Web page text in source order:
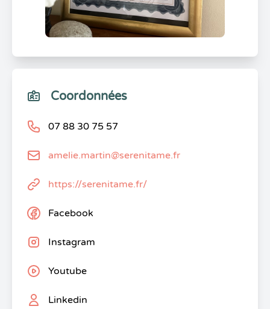
Coordonnées
07 88 30 75 57
amelie.martin@serenitame.fr
https://serenitame.fr/
Facebook
Instagram
Youtube
Linkedin